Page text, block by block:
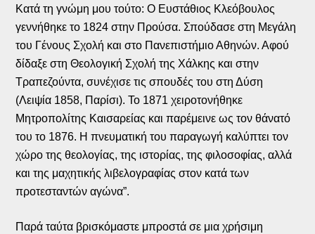
Κατά τη γνώμη μου τούτο: Ο Ευστάθιος Κλεόβουλος
γεννήθηκε το 1824 στην Προύσα. Σπούδασε στη Μεγάλη
του Γένους Σχολή και στο Πανεπιστήμιο Αθηνών. Αφού
δίδαξε στη Θεολογική Σχολή της Χάλκης και στην
Τραπεζούντα, συνέχισε τις σπουδές του στη Δύση
(Λειψία 1858, Παρίσι). Το 1871 χειροτονήθηκε
Μητροπολίτης Καισαρείας και παρέμεινε ως τον θάνατό
του το 1876. Η πνευματική του παραγωγή καλύπτει τον
χώρο της θεολογίας, της ιστορίας, της φιλοσοφίας, αλλά
και της μαχητικής λιβελογραφίας στον κατά των
προτεσταντών αγώνα”.
Παρά ταύτα βρισκόμαστε μπροστά σε μια χρήσιμη